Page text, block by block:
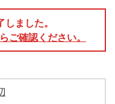
ました。
ご確認ください。